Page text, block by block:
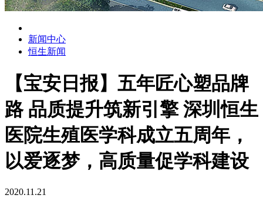
新闻中心
恒生新闻
【宝安日报】五年匠心塑品牌
路 品质提升筑新引擎 深圳恒生
医院生殖医学科成立五周年，
以爱逐梦，高质量促学科建设
2020.11.21